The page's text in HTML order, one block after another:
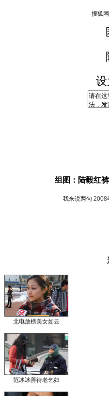
组图：陆毅红
我来说两句 2008
北电放榜美女如云
范冰冰善待老乞妇